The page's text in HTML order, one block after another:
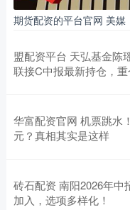
期货配资的平台官网 美
盟配资平台 天弘基金陈
联接C中报最新持仓，
华富配资官网 机票跳水
元？真相其实是这样
砖石配资 南阳2026年中
加入，选项多样化！